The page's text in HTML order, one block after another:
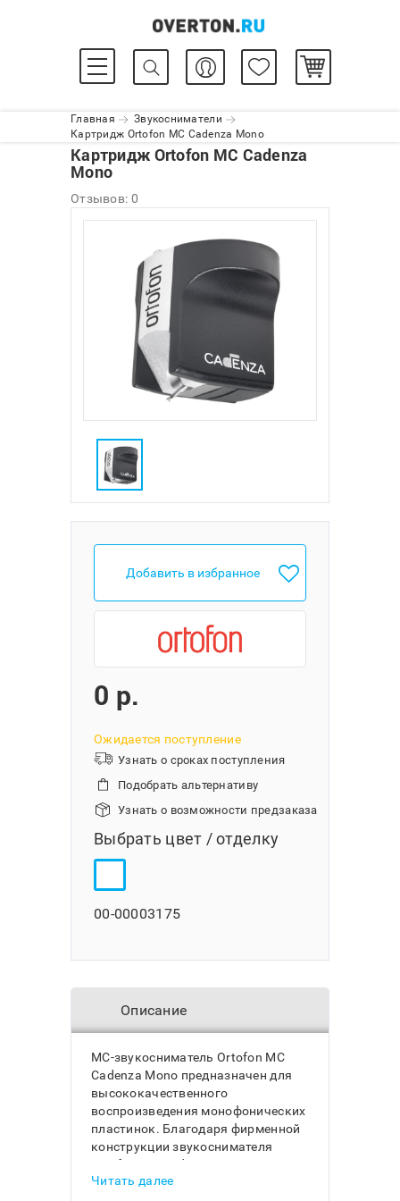
Главная
Звукосниматели
Картридж Ortofon MC Cadenza Mono
Картридж Ortofon MC Cadenza
Mono
Отзывов: 0
Добавить в избранное
0 p.
Ожидается поступление
Узнать о сроках поступления
Подобрать альтернативу
Узнать о возможности предзаказа
Выбрать цвет / отделку
00-00003175
Описание
MC-звукосниматель Ortofon MC
Cadenza Mono предназначен для
высококачественного
воспроизведения монофонических
пластинок. Благодаря фирменной
конструкции звукоснимателя
Ortofon MC Cadenza Mono и
оптимизированным настройкам
Читать далее